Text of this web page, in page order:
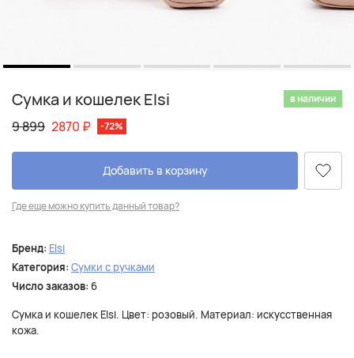
Сумка и кошелек Elsi в наличии
9 899 2870 ₽ -72%
Добавить в корзину
Где еще можно купить данный товар?
Бренд: Elsi
Категория: Сумки с ручками
Число заказов: 6
Сумка и кошелек Elsi. Цвет: розовый. Материал: искусственная
кожа.